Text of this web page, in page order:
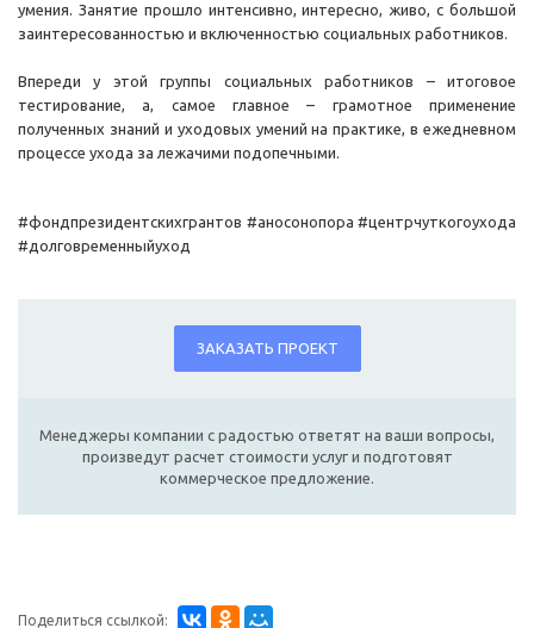
умения. Занятие прошло интенсивно, интересно, живо, с большой
заинтересованностью и включенностью социальных работников.
Впереди у этой группы социальных работников – итоговое
тестирование, а, самое главное – грамотное применение
полученных знаний и уходовых умений на практике, в ежедневном
процессе ухода за лежачими подопечными.
#фондпрезидентскихгрантов #аносонопора #центрчуткогоухода
#долговременныйуход
ЗАКАЗАТЬ ПРОЕКТ
Менеджеры компании с радостью ответят на ваши вопросы,
произведут расчет стоимости услуг и подготовят
коммерческое предложение.
Поделиться ссылкой: